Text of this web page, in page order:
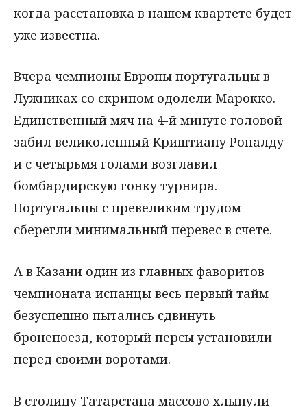
когда расстановка в нашем квартете будет
уже известна.
Вчера чемпионы Европы португальцы в
Лужниках со скрипом одолели Марокко.
Единственный мяч на 4-й минуте головой
забил великолепный Криштиану Роналду
и с четырьмя голами возглавил
бомбардирскую гонку турнира.
Португальцы с превеликим трудом
сберегли минимальный перевес в счете.
А в Казани один из главных фаворитов
чемпионата испанцы весь первый тайм
безуспешно пытались сдвинуть
бронепоезд, который персы установили
перед своими воротами.
В столицу Татарстана массово хлынули